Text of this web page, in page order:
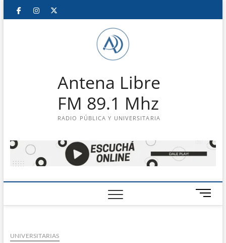
Saltar
FacebookInstagram
Antena Libre
FM 89.1 Mhz
RADIO PÚBLICA Y UNIVERSITARIA
B
o
UNIVERSITARIAS